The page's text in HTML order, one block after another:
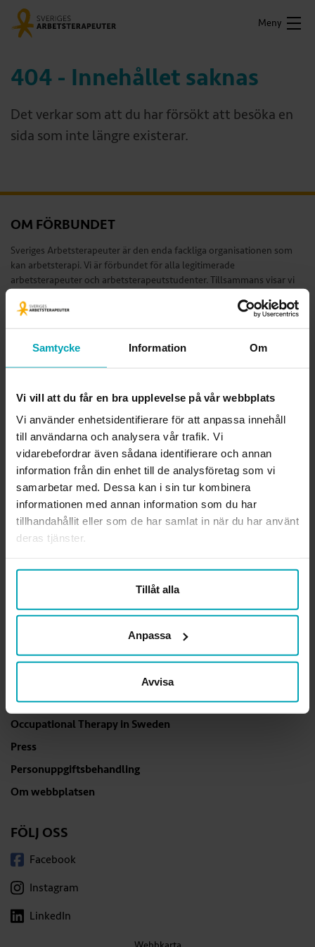
Samtycke Information Om
Vi vill att du får en bra upplevelse på vår webbplats
Vi använder enhetsidentifierare för att anpassa innehåll
till användarna och analysera vår trafik. Vi
vidarebefordrar även sådana identifierare och annan
information från din enhet till de analysföretag som vi
samarbetar med. Dessa kan i sin tur kombinera
informationen med annan information som du har
tillhandahållit eller som de har samlat in när du har använt
deras tjänster.
Tillåt alla
Anpassa
Avvisa
Meny
404 - Innehållet saknas
Det verkar som att du har försökt att besöka en
sida som inte längre existerar.
OM FÖRBUNDET
Sveriges Arbetsterapeuter är den enda fackliga organisationen som
kan arbetsterapi. Vi är förbundet för alla legitimerade
arbetsterapeuter och arbetsterapeutstudenter. Tillsammans visar vi
arbetsterapeuter.
Ansvarig utgivare webben
Lena Gennemark Edsbäcker
Läs mer om förbundet
KONTAKTA OSS
Rådgivning i fackliga frågor
medlemsradgivning@arbetsterapeuterna.se
Frågor om medlemskapet
Professionsfrågor och övriga frågor
Här är våra telefontider
GÅ DIREKT
Occupational Therapy in Sweden
Press
Personuppgiftsbehandling
Om webbplatsen
FÖLJ OSS
Facebook
Instagram
LinkedIn